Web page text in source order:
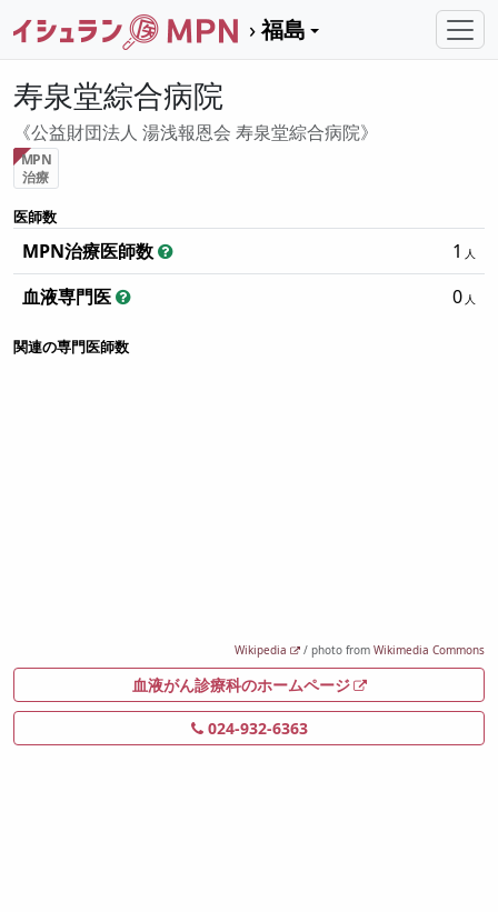
福島
寿泉堂綜合病院
公益財団法人 湯浅報恩会 寿泉堂綜合病院
MPN
治療
医師数
MPN治療医師数
1
血液専門医
0
関連の専門医師数
Wikipedia / photo from Wikimedia Commons
血液がん診療科のホームページ
024-932-6363